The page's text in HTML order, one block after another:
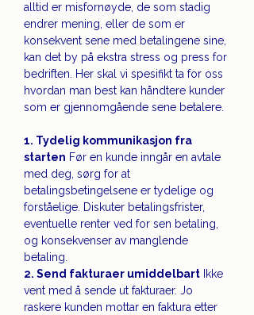
alltid er misfornøyde, de som stadig
endrer mening, eller de som er
konsekvent sene med betalingene sine,
kan det by på ekstra stress og press for
bedriften. Her skal vi spesifikt ta for oss
hvordan man best kan håndtere kunder
som er gjennomgående sene betalere.
1. Tydelig kommunikasjon fra
starten Før en kunde inngår en avtale
med deg, sørg for at
betalingsbetingelsene er tydelige og
forståelige. Diskuter betalingsfrister,
eventuelle renter ved for sen betaling,
og konsekvenser av manglende
betaling.
2. Send fakturaer umiddelbart Ikke
vent med å sende ut fakturaer. Jo
raskere kunden mottar en faktura etter